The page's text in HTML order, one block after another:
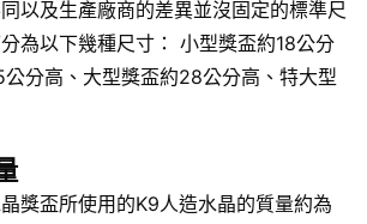
以及生產廠商的差異並沒固定的標準尺
為以下幾種尺寸： 小型獎盃約18公分
分高、大型獎盃約28公分高、特大型
獎盃所使用的K9人造水晶的質量約為